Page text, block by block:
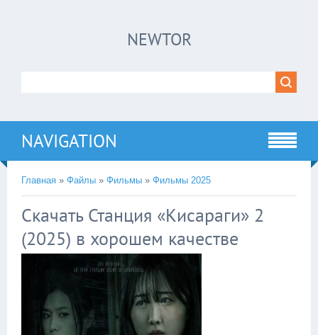
NEWTOR
NAVIGATION
Главная » Файлы » Фильмы » Фильмы 2025
Скачать Станция «Кисараги» 2
(2025) в хорошем качестве
!!!Если Вы с телефона сперва нажмите на